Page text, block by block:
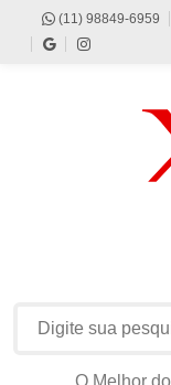
(11) 98849-6959
O Melhor